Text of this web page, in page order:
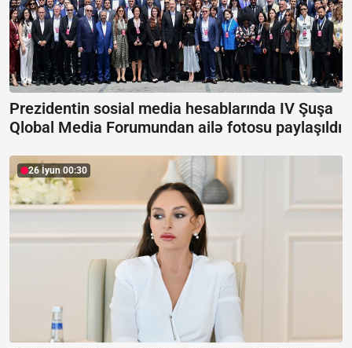
Prezidentin sosial media hesablarında IV Şuşa
Qlobal Media Forumundan ailə fotosu paylaşıldı
26 İyun 00:30